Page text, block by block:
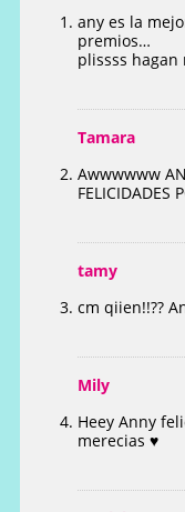
any es la
premios…
plissss hagan
Tamara
Awwwwww
FELICIDADES
tamy
cm qiien!!??
Mily
Heey Anny
merecias ♥